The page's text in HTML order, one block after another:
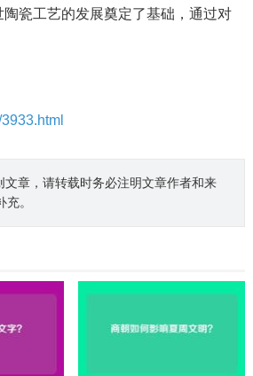
瓷工艺的发展奠定了基础，通过对
章，请转载时务必注明文章作者和来
。